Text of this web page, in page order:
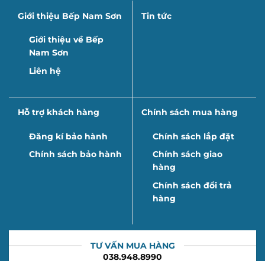
Giới thiệu Bếp Nam Sơn
Giới thiệu về Bếp
Nam Sơn
Liên hệ
Tin tức
Hỗ trợ khách hàng
Đăng kí bảo hành
Chính sách bảo hành
Chính sách mua hàng
Chính sách lắp đặt
Chính sách giao
hàng
Chính sách đổi trả
hàng
TƯ VẤN MUA HÀNG
038.948.8990